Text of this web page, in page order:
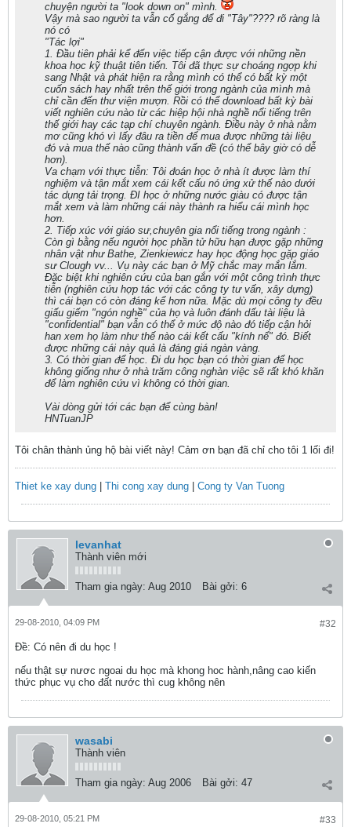
chuyện người ta "look down on" mình.
Vậy mà sao người ta vẫn cố gắng để đi "Tây"???? rõ ràng là
nó có
"Tác lợi"
1. Đầu tiên phải kể đến việc tiếp cận được với những nền
khoa học kỹ thuật tiên tiến. Tôi đã thực sự choáng ngợp khi
sang Nhật và phát hiện ra rằng mình có thể có bất kỳ một
cuốn sách hay nhất trên thế giới trong ngành của mình mà
chỉ cần đến thư viện mượn. Rồi có thể download bất kỳ bài
viết nghiên cứu nào từ các hiệp hội nhà nghề nổi tiếng trên
thế giới hay các tạp chí chuyên ngành. Điều này ở nhà nằm
mơ cũng khó vì lấy đâu ra tiền để mua được những tài liệu
đó và mua thế nào cũng thành vấn đề (có thể bây giờ có dễ
hơn).
Va chạm với thực tiễn: Tôi đoán học ở nhà ít được làm thí
nghiệm và tận mắt xem cái kết cấu nó ứng xử thế nào dưới
tác dụng tải trọng. ĐI học ở những nước giàu có được tận
mắt xem và làm những cái này thành ra hiểu cái mình học
hơn.
2. Tiếp xúc với giáo sư,chuyên gia nổi tiếng trong ngành :
Còn gì bằng nếu người học phần tử hữu hạn được gặp những
nhân vật như Bathe, Zienkiewicz hay học động học gặp giáo
sư Clough vv... Vụ này các bạn ở Mỹ chắc may mắn lắm.
Đặc biệt khi nghiên cứu của bạn gắn với một công trình thực
tiễn (nghiên cứu hợp tác với các công ty tư vấn, xây dựng)
thì cái bạn có còn đáng kể hơn nữa. Mặc dù mọi công ty đều
giấu giếm "ngón nghề" của họ và luôn đánh dấu tài liệu là
"confidential" bạn vẫn có thể ở mức độ nào đó tiếp cận hỏi
han xem họ làm như thế nào cái kết cấu "kính nể" đó. Biết
được những cái này quả là đáng giá ngàn vàng.
3. Có thời gian để học. Đi du học bạn có thời gian để học
không giống như ở nhà trăm công nghàn việc sẽ rất khó khăn
để làm nghiên cứu vì không có thời gian.
Vài dòng gửi tới các bạn để cùng bàn!
HNTuanJP
Tôi chân thành ủng hộ bài viết này! Cảm ơn bạn đã chỉ cho tôi 1 lối đi!
Thiet ke xay dung Thi cong xay dung Cong ty Van Tuong
levanhat
Thành viên mới
Tham gia ngày: Aug 2010 Bài gởi: 6
#32
29-08-2010, 04:09 PM
Ðề: Có nên đi du học !
nếu thật sự nươc ngoai du học mà khong hoc hành,nâng cao kiến
thức phục vụ cho đất nước thì cug không nên
wasabi
Thành viên
Tham gia ngày: Aug 2006 Bài gởi: 47
#33
29-08-2010, 05:21 PM